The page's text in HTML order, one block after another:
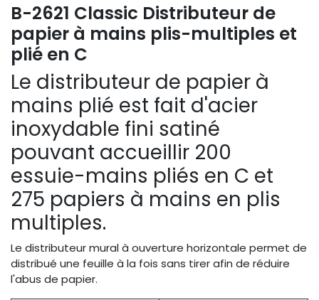
B-2621 Classic Distributeur de
papier à mains plis-multiples et
plié en C
Le distributeur de papier à
mains plié est fait d'acier
inoxydable fini satiné
pouvant accueillir 200
essuie-mains pliés en C et
275 papiers à mains en plis
multiples.
Le distributeur mural à ouverture horizontale permet de
distribué une feuille à la fois sans tirer afin de réduire
l'abus de papier.